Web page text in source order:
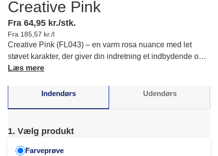
Creative Pink
Fra 64,95 kr./stk.
Fra 185,57 kr./l
Creative Pink (FL043) – en varm rosa nuance med let
støvet karakter, der giver din indretning et indbydende og
roligt udtryk, som passer perfekt til hyggelige rum. Læs
Læs mere
Indendørs Udendørs
1. Vælg produkt
Farveprøve